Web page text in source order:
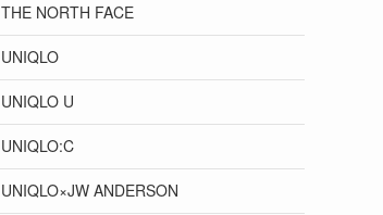
THE NORTH FACE
UNIQLO
UNIQLO U
UNIQLO:C
UNIQLO×JW ANDERSON